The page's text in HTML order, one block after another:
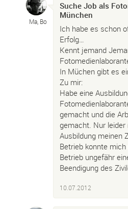
Ma, Bo
Suche Job als
München
Ich habe es schon
Erfolg…
Kennt jemand
In Müchen gibt es
Zu mir:
Habe eine
gemacht und die
gemacht. Nur
Ausbildung meinen
Betrieb konnte
Betrieb ungefähr
Beendigung des
10.07.2012